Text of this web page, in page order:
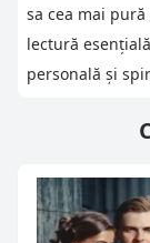
sa cea mai
lectură
personală și